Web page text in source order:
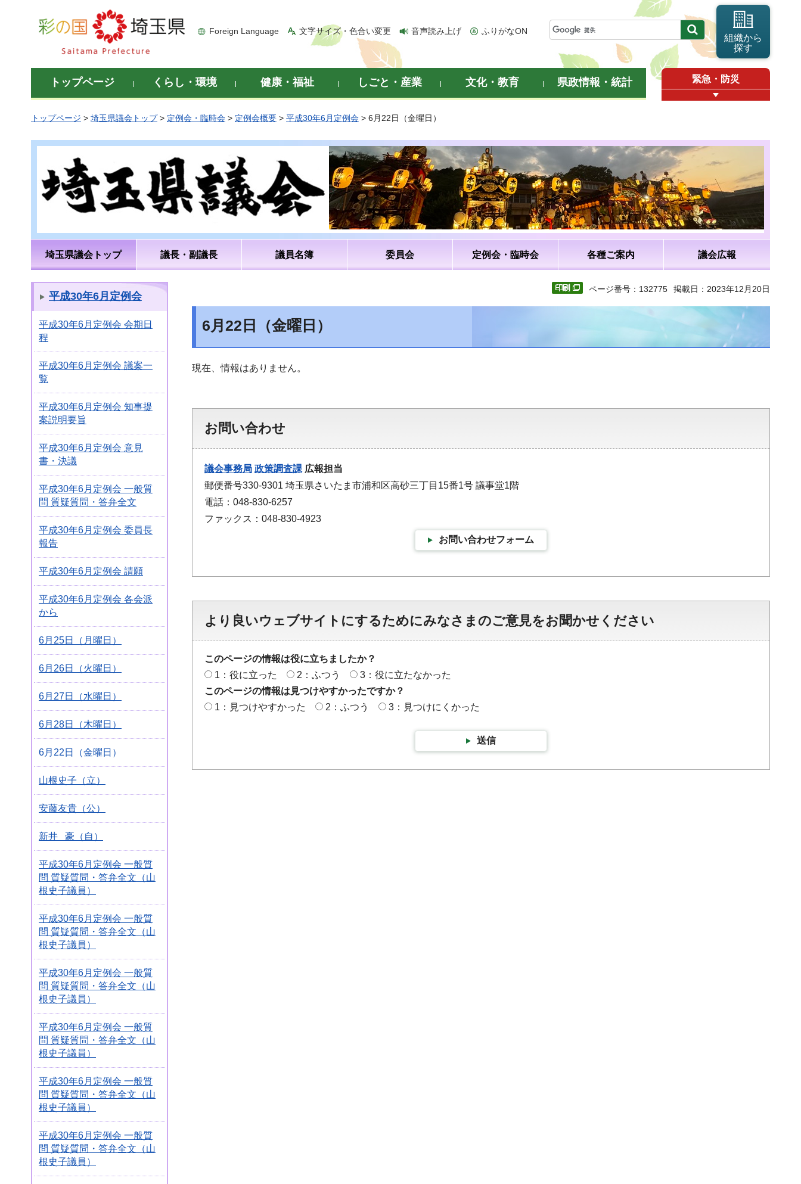
彩の国 埼玉県
Foreign Language 文字サイズ・色合い変更 音声読み上げ ふりがなON
組織から
探す
トップページ くらし・環境 健康・福祉 しごと・産業 文化・教育 県政情報・統計 緊急・防災
トップページ > 埼玉県議会トップ> 定例会・臨時会 > 定例会概要 > 平成30年6月定例会 > 6月22日（金曜日）
埼玉県議会トップ 議長・副議長 議員名簿 委員会 定例会・臨時会 各種ご案内 議会広報
平成30年6月定例会
平成30年6月定例会 会期日
程
平成30年6月定例会 議案一
覧
平成30年6月定例会 知事提
案説明要旨
平成30年6月定例会 意見
書・決議
平成30年6月定例会 一般質
問 質疑質問・答弁全文
平成30年6月定例会 委員長
報告
平成30年6月定例会 請願
平成30年6月定例会 各会派
から
6月25日（月曜日）
6月26日（火曜日）
6月27日（水曜日）
6月28日（木曜日）
6月22日（金曜日）
山根史子（立）
安藤友貴（公）
新井 豪（自）
平成30年6月定例会 一般質
問 質疑質問・答弁全文（山
根史子議員）
平成30年6月定例会 一般質
問 質疑質問・答弁全文（山
根史子議員）
平成30年6月定例会 一般質
問 質疑質問・答弁全文（山
根史子議員）
平成30年6月定例会 一般質
問 質疑質問・答弁全文（山
根史子議員）
平成30年6月定例会 一般質
問 質疑質問・答弁全文（山
根史子議員）
平成30年6月定例会 一般質
問 質疑質問・答弁全文（山
根史子議員）
ページ番号：132775 掲載日：2023年12月20日
6月22日（金曜日）
現在、情報はありません。
お問い合わせ
議会事務局 政策調査課 広報担当
郵便番号330-9301 埼玉県さいたま市浦和区高砂三丁目15番1号 議事堂1階
電話：048-830-6257
ファックス：048-830-4923
お問い合わせフォーム
より良いウェブサイトにするためにみなさまのご意見をお聞かせください
このページの情報は役に立ちましたか？
1：役に立った
2：ふつう
3：役に立たなかった
このページの情報は見つけやすかったですか？
1：見つけやすかった
2：ふつう 3：見つけにくかった
送信